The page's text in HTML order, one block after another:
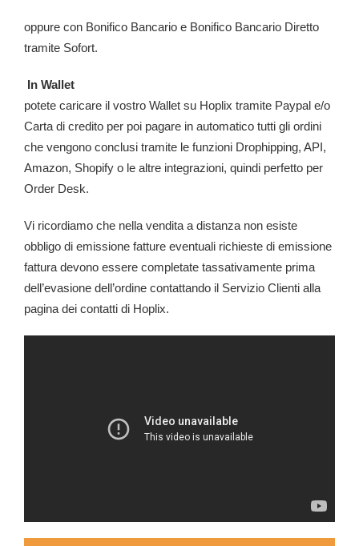
oppure con Bonifico Bancario e Bonifico Bancario Diretto
tramite Sofort.
In Wallet
potete caricare il vostro Wallet su Hoplix tramite Paypal e/o
Carta di credito per poi pagare in automatico tutti gli ordini
che vengono conclusi tramite le funzioni Drophipping, API,
Amazon, Shopify o le altre integrazioni, quindi perfetto per
Order Desk.
Vi ricordiamo che nella vendita a distanza non esiste
obbligo di emissione fatture eventuali richieste di emissione
fattura devono essere completate tassativamente prima
dell’evasione dell’ordine contattando il Servizio Clienti alla
pagina dei contatti di Hoplix.